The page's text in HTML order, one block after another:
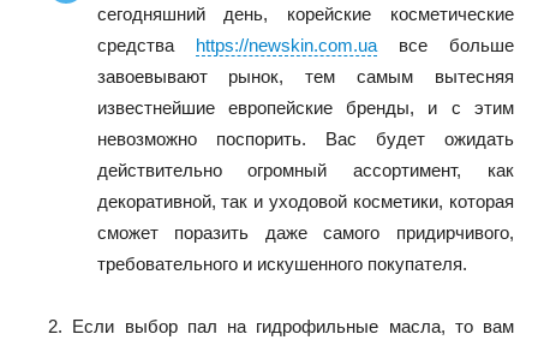
сегодняшний день, корейские косметические
средства https://newskin.com.uaвсе больше
завоевывают рынок, тем самым вытесняя
известнейшие европейские бренды, и с этим
невозможно поспорить. Вас будет ожидать
действительно огромный ассортимент, как
декоративной, так и уходовой косметики, которая
сможет поразить даже самого придирчивого,
требовательного и искушенного покупателя.
2. Если выбор пал на гидрофильные масла, то вам